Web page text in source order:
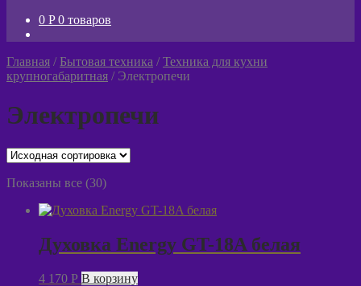
0 P 0 товаров
Главная / Бытовая техника /Техника для кухни
крупногабаритная / Электропечи
Электропечи
Показаны все (30)
Духовка Energy GT-18A белая
4 170 P В корзину